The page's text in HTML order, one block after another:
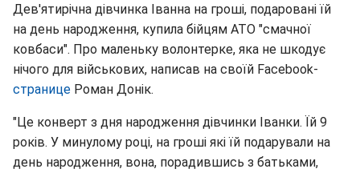
Дев'ятирічна дівчинка Іванна на гроші, подаровані їй
на день народження, купила бійцям АТО "смачної
ковбаси". Про маленьку волонтерке, яка не шкодує
нічого для військових, написав на своїй Facebook-
странице Роман Донік.
"Це конверт з дня народження дівчинки Іванки. Їй 9
років. У минулому році, на гроші які їй подарували на
день народження, вона, порадившись з батьками,